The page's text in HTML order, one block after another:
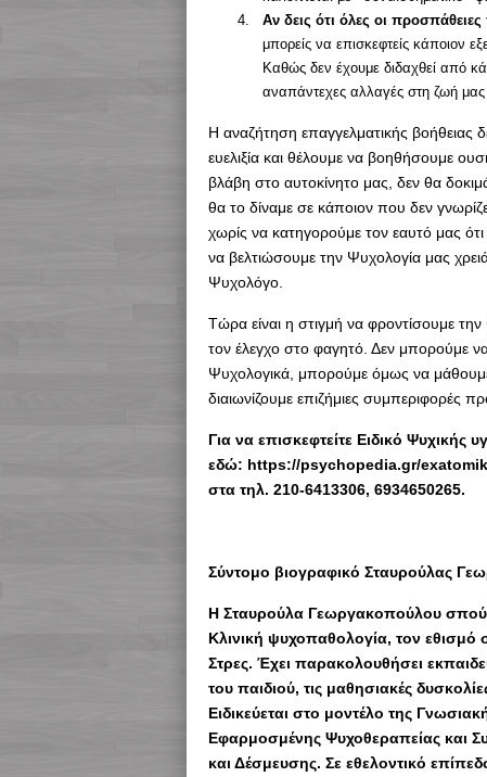
Αν δεις ότι όλες οι
μπορείς να επισκεφτείς κάποιον
Καθώς δεν έχουμε διδαχθεί από
αναπάντεχες αλλαγές στη ζωή μας
Η αναζήτηση επαγγελματικής βοήθειας
ευελιξία και θέλουμε να βοηθήσουμε
βλάβη στο αυτοκίνητο μας, δεν θα
θα το δίναμε σε κάποιον που δεν
χωρίς να κατηγορούμε τον εαυτό μας
να βελτιώσουμε την Ψυχολογία μας
Ψυχολόγο.
Τώρα είναι η στιγμή να φροντίσουμε
τον έλεγχο στο φαγητό. Δεν μπορούμε
Ψυχολογικά, μπορούμε όμως να
διαιωνίζουμε επιζήμιες συμπεριφορές
Για να επισκεφτείτε Ειδικό Ψυχικής
εδώ: https://psychopedia.gr/
στα τηλ. 210-6413306, 6934650265.
Σύντομο βιογραφικό Σταυρούλας
Η Σταυρούλα Γεωργακοπούλου
Κλινική ψυχοπαθολογία, τον εθισμό
Στρες. Έχει παρακολουθήσει
του παιδιού, τις μαθησιακές
Ειδικεύεται στο μοντέλο της
Εφαρμοσμένης Ψυχοθεραπείας και
και Δέσμευσης. Σε εθελοντικό